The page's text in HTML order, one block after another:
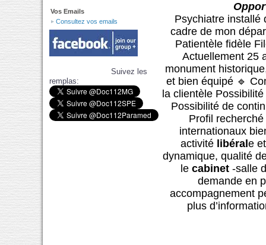
Vos Emails
Consultez vos emails
Suivez les
remplas:
Psychiatre installé
cadre de mon
Patientèle fidèle
Actuellement 25
monument
et bien équipé 🔹
la clientèle
Possibilité de
Profil recherché
internationaux
activité libéral e
dynamique, qualité
le cabinet-salle
demande en
accompagnement
plus